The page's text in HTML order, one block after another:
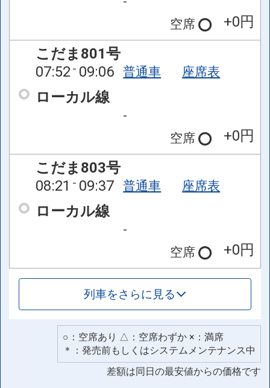
空席
+0円
こだま801号
07:52 09:06 普通車 座席表
ローカル線
-
空席
+0円
こだま803号
08:21
09:37 普通車 座席表
ローカル線
-
空席
+0円
列車をさらに見る
○：空席あり △：空席わずか ×：満席
＊：発売前もしくはシステムメンテナンス中
差額は同日の最安値からの価格です